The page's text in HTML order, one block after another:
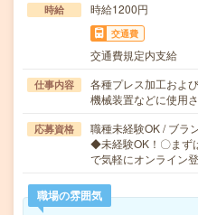
時給 時給1200円
交通費
交通費規定内支給
仕事内容
各種プレス加工およ
機械装置などに使用
応募資格
職種未経験OK / ブラ
◆未経験OK！〇まず
で気軽にオンライン
職場の雰囲気